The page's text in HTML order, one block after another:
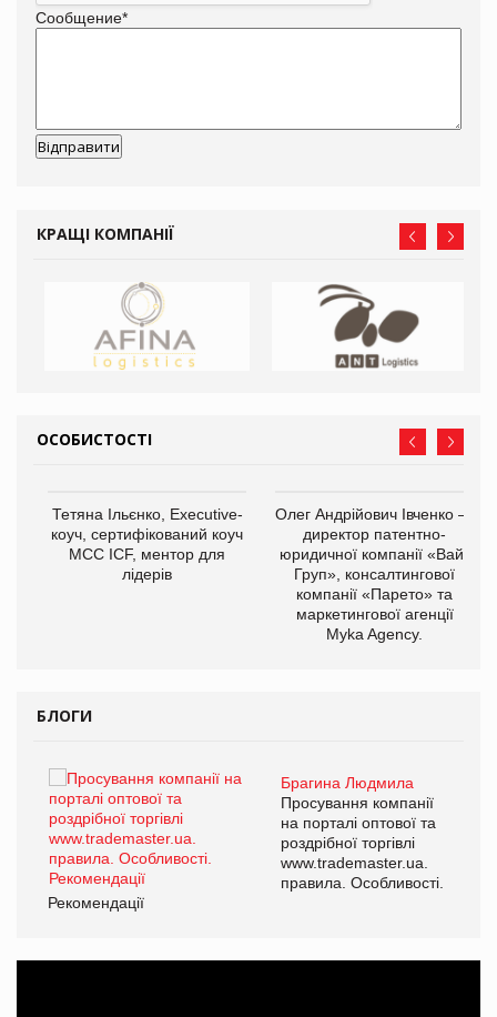
Сообщение*
КРАЩІ КОМПАНІЇ
ОСОБИСТОСТІ
Тетяна Ільєнко, Executive-
коуч, сертифікований коуч
МСС ICF, ментор для
лідерів
Олег Андрійович Івченко —
директор патентно-
юридичної компанії «Вайз
Груп», консалтингової
компанії «Парето» та
маркетингової агенції
Myka Agency.
БЛОГИ
Брагина Людмила
Просування компанії
на порталі оптової та
роздрібної торгівлі
www.trademaster.ua.
правила. Особливості.
Рекомендації